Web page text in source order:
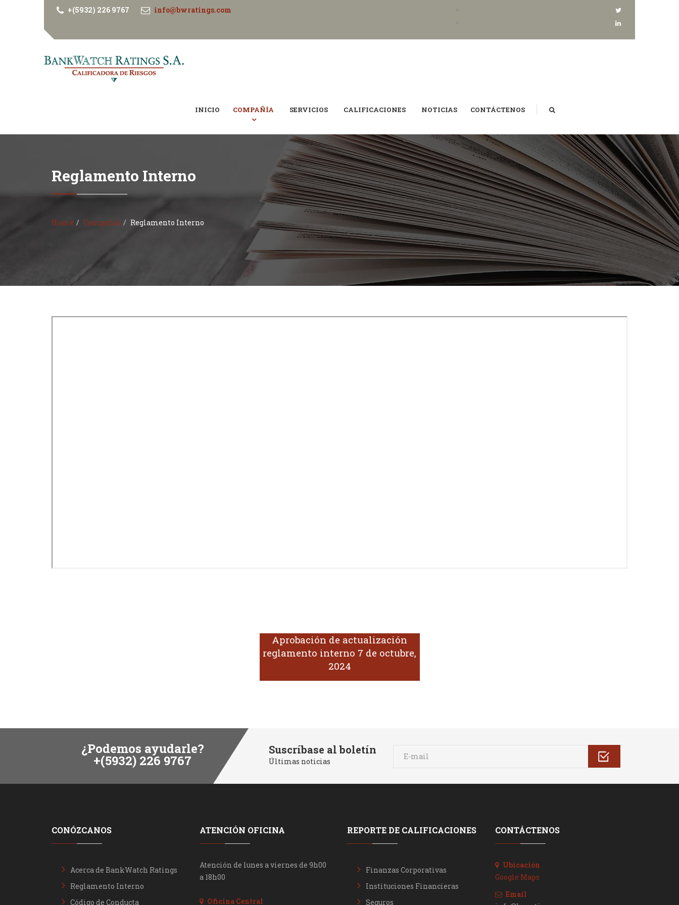
+(5932) 226 9767 info@bwratings.com
INICIO COMPAÑÍA SERVICIOS CALIFICACIONES NOTICIAS CONTÁCTENOS
Reglamento Interno
Home Compañía Reglamento Interno
Aprobación de actualización
reglamento interno 7 de octubre,
2024
¿Podemos ayudarle?
+(5932) 226 9767
Suscríbase al boletín
Últimas noticias
CONÓZCANOS
Acerca de BankWatch Ratings
Reglamento Interno
Código de Conducta
ATENCIÓN OFICINA
Atención de lunes a viernes de 9h00
a 18h00
Oficina Central
REPORTE DE CALIFICACIONES
Finanzas Corporativas
Instituciones Financieras
Seguros
CONTÁCTENOS
Ubicación
Google Maps
Email